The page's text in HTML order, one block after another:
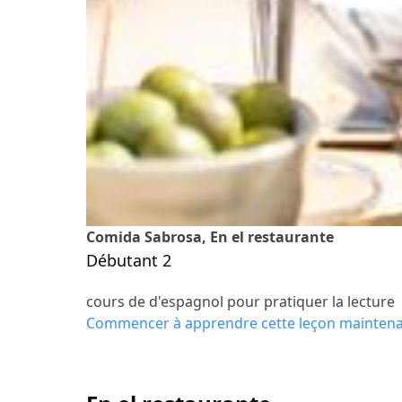
Comida Sabrosa, En el restaurante
Débutant 2
cours de d'espagnol pour pratiquer la lecture
Commencer à apprendre cette leçon